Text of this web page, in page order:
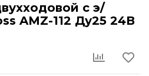
с э/
AMZ-112 Ду25 24В